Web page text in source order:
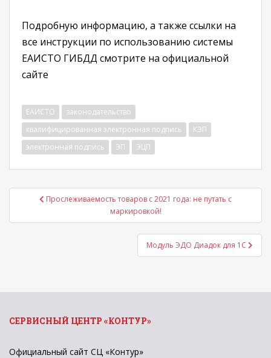
Подробную информацию, а также ссылки на
все инструкции по использованию системы
ЕАИСТО ГИБДД смотрите на официальной
сайте
ЕАИСТО
законодательство
квалифицированная электронная подпись
КЭП
электронная подпись
ЭП ЭЦП
Навигация
записям
Прослеживаемость товаров с 2021 года: не путать с
маркировкой!
Модуль ЭДО Диадок для 1С
СЕРВИСНЫЙ ЦЕНТР «КОНТУР»
Официальный сайт СЦ «Контур»